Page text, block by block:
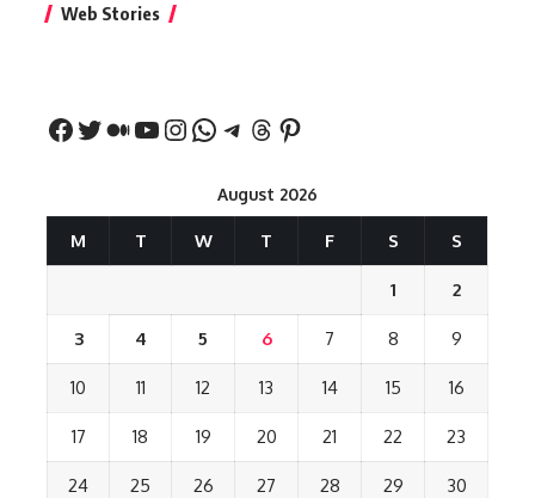
Web Stories
नीतीश कुमार का पहला
August 2026
M T W T F S S
1 2
3 4 5 6 7 8 9
10 11 12 13 14 15 16
17 18 19 20 21 22 23
24 25 26 27 28 29 30